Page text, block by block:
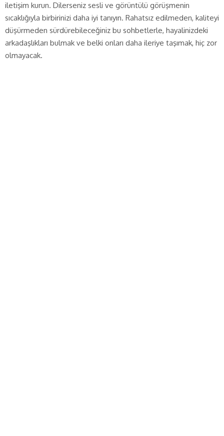
iletişim kurun. Dilerseniz sesli ve görüntülü görüşmenin
sıcaklığıyla birbirinizi daha iyi tanıyın. Rahatsız edilmeden, kaliteyi
düşürmeden sürdürebileceğiniz bu sohbetlerle, hayalinizdeki
arkadaşlıkları bulmak ve belki onları daha ileriye taşımak, hiç zor
olmayacak.